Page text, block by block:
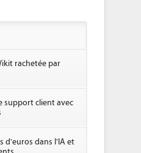
rachetée par
support client avec
d'euros dans l'IA et